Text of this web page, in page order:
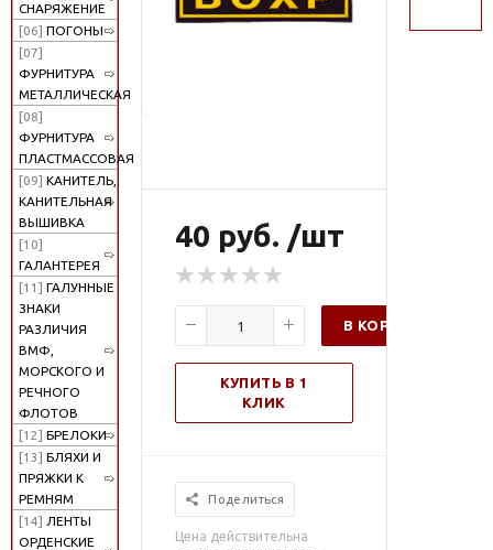
СНАРЯЖЕНИЕ
[06] ПОГОНЫ
[07]
ФУРНИТУРА
МЕТАЛЛИЧЕСКАЯ
[08]
ФУРНИТУРА
ПЛАСТМАССОВАЯ
[09] КАНИТЕЛЬ,
КАНИТЕЛЬНАЯ
ВЫШИВКА
[10]
ГАЛАНТЕРЕЯ
[11] ГАЛУННЫЕ
ЗНАКИ
РАЗЛИЧИЯ
ВМФ,
МОРСКОГО И
РЕЧНОГО
ФЛОТОВ
[12] БРЕЛОКИ
[13] БЛЯХИ И
ПРЯЖКИ К
РЕМНЯМ
[14] ЛЕНТЫ
ОРДЕНСКИЕ
40 руб. /шт
В КОРЗИНУ
КУПИТЬ В 1
КЛИК
Поделиться
Цена действительна